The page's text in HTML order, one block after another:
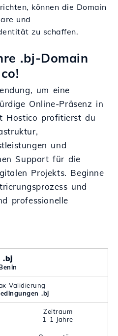
können die Domain
und
zu schaffen.
.bj-Domain
um eine
Online-Präsenz in
Hostico profitierst du
und
Support für die
Projekts. Beginne
und
professionelle
.bj
Validierung
.bj
Zeitraum
1-1 Jahre